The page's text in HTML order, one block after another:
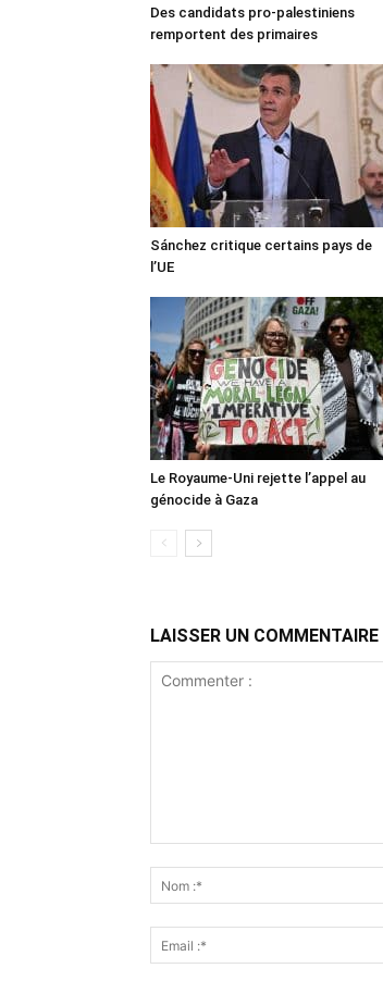
Des candidats pro-palestiniens
remportent des primaires
Sánchez critique certains pays de
l’UE
Le Royaume-Uni rejette l’appel au
génocide à Gaza
LAISSER UN COMMENTAIRE